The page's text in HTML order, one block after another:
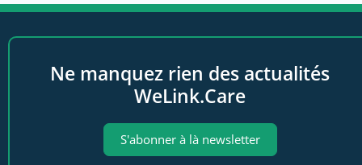
Ne manquez rien des actualités
WeLink.Care
S'abonner à là newsletter